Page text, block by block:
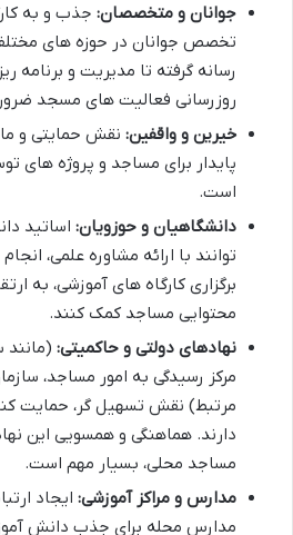
جوانان و متخصصان: جذب و به
تخصص جوانان در حوزه های
رسانه گرفته تا مدیریت و برنامه
روزرسانی فعالیت های مسجد
خیرین و واقفین: نقش حمایتی و
پایدار برای مساجد و پروژه های
است.
دانشگاهیان و حوزویان: اساتید
توانند با ارائه مشاوره علمی،
برگزاری کارگاه های آموزشی، به
محتوایی مساجد کمک کنند.
نهادهای دولتی و حاکمیتی: (مانند
مرکز رسیدگی به امور مساجد،
مرتبط) نقش تسهیل گر، حمایت
دارند. هماهنگی و همسویی این
مساجد محلی، بسیار مهم است.
مدارس و مراکز آموزشی: ایجاد
مدارس محله برای جذب دانش